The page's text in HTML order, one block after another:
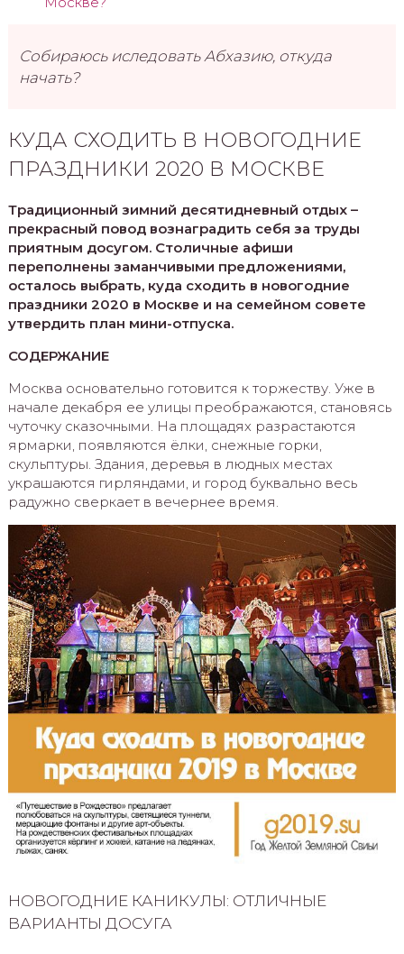
Собираюсь иследовать Абхазию, откуда
начать?
КУДА СХОДИТЬ В НОВОГОДНИЕ
ПРАЗДНИКИ 2020 В МОСКВЕ
Традиционный зимний десятидневный отдых –
прекрасный повод вознаградить себя за труды
приятным досугом. Столичные афиши
переполнены заманчивыми предложениями,
осталось выбрать, куда сходить в новогодние
праздники 2020 в Москве и на семейном совете
утвердить план мини-отпуска.
СОДЕРЖАНИЕ
Москва основательно готовится к торжеству. Уже в
начале декабря ее улицы преображаются, становясь
чуточку сказочными. На площадях разрастаются
ярмарки, появляются ёлки, снежные горки,
скульптуры. Здания, деревья в людных местах
украшаются гирляндами, и город буквально весь
радужно сверкает в вечернее время.
НОВОГОДНИЕ КАНИКУЛЫ: ОТЛИЧНЫЕ
ВАРИАНТЫ ДОСУГА